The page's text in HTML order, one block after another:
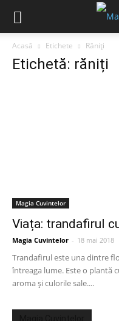
Acasă Etichete Răniți
Etichetă: răniți
Magia Cuvintelor
Viața: trandafirul
Magia Cuvintelor - 18 mai 2018
Trandafirul este una dintre
întreaga lume. Este o plantă
aroma și culorile sale....